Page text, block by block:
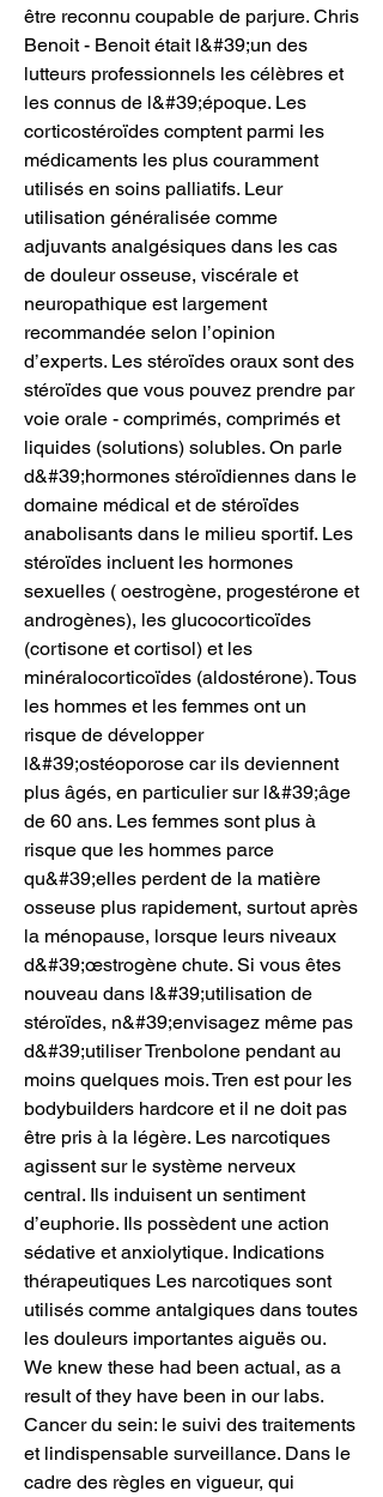
être reconnu coupable de parjure. Chris
Benoit - Benoit était l&#39;un des
lutteurs professionnels les célèbres et
les connus de l&#39;époque. Les
corticostéroïdes comptent parmi les
médicaments les plus couramment
utilisés en soins palliatifs. Leur
utilisation généralisée comme
adjuvants analgésiques dans les cas
de douleur osseuse, viscérale et
neuropathique est largement
recommandée selon l’opinion
d’experts. Les stéroïdes oraux sont des
stéroïdes que vous pouvez prendre par
voie orale - comprimés, comprimés et
liquides (solutions) solubles. On parle
d&#39;hormones stéroïdiennes dans le
domaine médical et de stéroïdes
anabolisants dans le milieu sportif. Les
stéroïdes incluent les hormones
sexuelles ( oestrogène, progestérone et
androgènes), les glucocorticoïdes
(cortisone et cortisol) et les
minéralocorticoïdes (aldostérone). Tous
les hommes et les femmes ont un
risque de développer
l&#39;ostéoporose car ils deviennent
plus âgés, en particulier sur l&#39;âge
de 60 ans. Les femmes sont plus à
risque que les hommes parce
qu&#39;elles perdent de la matière
osseuse plus rapidement, surtout après
la ménopause, lorsque leurs niveaux
d&#39;œstrogène chute. Si vous êtes
nouveau dans l&#39;utilisation de
stéroïdes, n&#39;envisagez même pas
d&#39;utiliser Trenbolone pendant au
moins quelques mois. Tren est pour les
bodybuilders hardcore et il ne doit pas
être pris à la légère. Les narcotiques
agissent sur le système nerveux
central. Ils induisent un sentiment
d’euphorie. Ils possèdent une action
sédative et anxiolytique. Indications
thérapeutiques Les narcotiques sont
utilisés comme antalgiques dans toutes
les douleurs importantes aiguës ou.
We knew these had been actual, as a
result of they have been in our labs.
Cancer du sein: le suivi des traitements
et lindispensable surveillance. Dans le
cadre des règles en vigueur, qui